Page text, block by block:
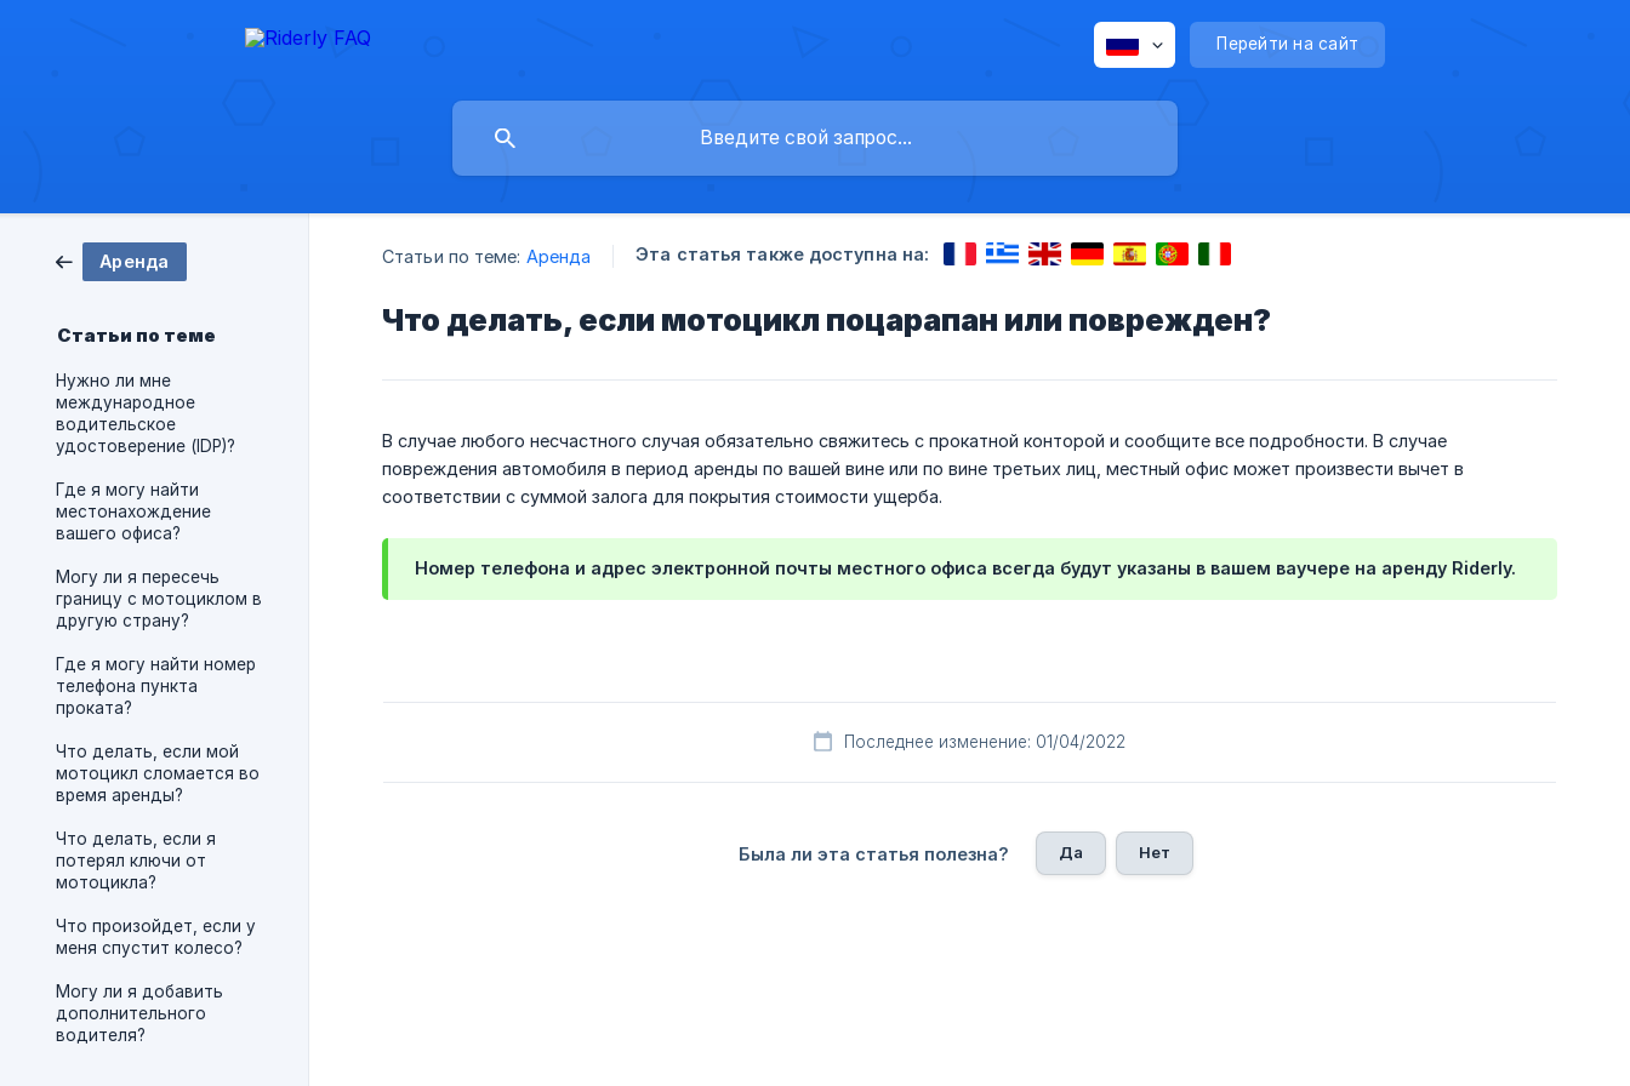
Перейти на сайт
Аренда
Статьи по теме
Нужно ли мне
международное
водительское
удостоверение (IDP)?
Где я могу найти
местонахождение
вашего офиса?
Могу ли я пересечь
границу с мотоциклом в
другую страну?
Где я могу найти номер
телефона пункта
проката?
Что делать, если мой
мотоцикл сломается во
время аренды?
Что делать, если я
потерял ключи от
мотоцикла?
Что произойдет, если у
меня спустит колесо?
Могу ли я добавить
дополнительного
водителя?
Статьи по теме: Аренда Эта статья также доступна на:
Что делать, если мотоцикл поцарапан или поврежден?
В случае любого несчастного случая обязательно свяжитесь с прокатной конторой и сообщите все подробности. В случае
повреждения автомобиля в период аренды по вашей вине или по вине третьих лиц, местный офис может произвести вычет в
соответствии с суммой залога для покрытия стоимости ущерба.
Номер телефона и адрес электронной почты местного офиса всегда будут указаны в вашем ваучере на аренду Riderly.
Последнее изменение: 01/04/2022
Была ли эта статья полезна? Да Нет